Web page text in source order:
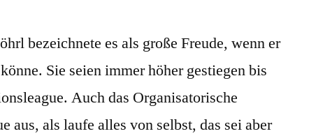
bezeichnete es als große Freude, wenn er
Sie seien immer höher gestiegen bis
Auch das Organisatorische
aus, als laufe alles von selbst, das sei aber